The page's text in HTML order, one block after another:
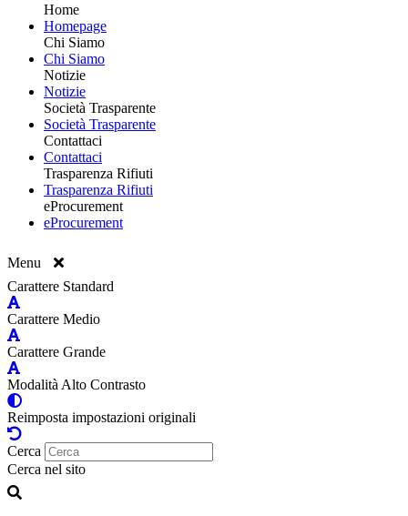
Home
Homepage
Chi Siamo
Chi Siamo
Notizie
Notizie
Società Trasparente
Società Trasparente
Contattaci
Contattaci
Trasparenza Rifiuti
Trasparenza Rifiuti
eProcurement
eProcurement
Menu
Carattere Standard
Carattere Medio
Carattere Grande
Modalità Alto Contrasto
Reimposta impostazioni originali
Cerca
Cerca nel sito